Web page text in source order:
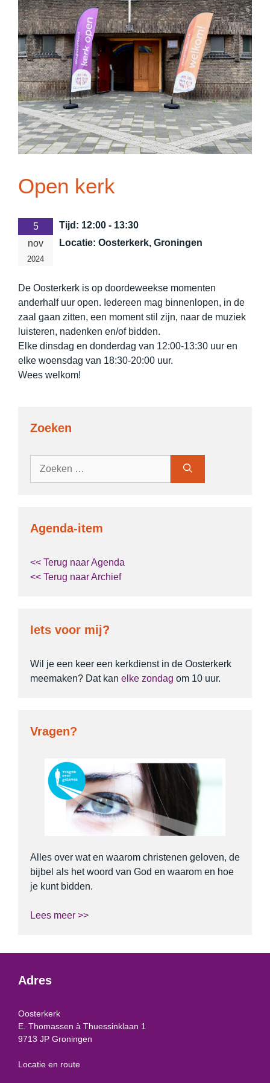
Open kerk
5
nov
2024
Tijd: 12:00 - 13:30
Locatie: Oosterkerk, Groningen
De Oosterkerk is op doordeweekse momenten
anderhalf uur open. Iedereen mag binnenlopen, in de
zaal gaan zitten, een moment stil zijn, naar de muziek
luisteren, nadenken en/of bidden.
Elke dinsdag en donderdag van 12:00-13:30 uur en
elke woensdag van 18:30-20:00 uur.
Wees welkom!
Zoeken
Agenda-item
<< Terug naar Agenda
<< Terug naar Archief
Iets voor mij?
Wil je een keer een kerkdienst in de Oosterkerk
meemaken? Dat kan elke zondag om 10 uur.
Vragen?
Alles over wat en waarom christenen geloven, de
bijbel als het woord van God en waarom en hoe
je kunt bidden.
Lees meer >>
Adres
Oosterkerk
E. Thomassen à Thuessinklaan 1
9713 JP Groningen
Locatie en route